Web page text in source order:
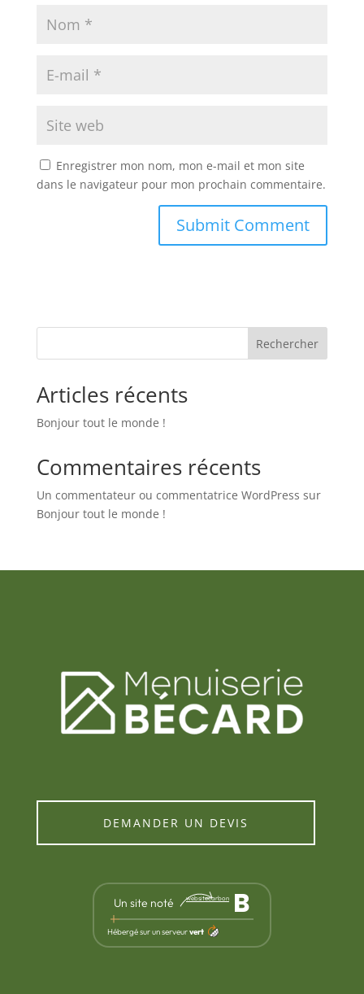
Enregistrer mon nom, mon e-mail et mon site
dans le navigateur pour mon prochain commentaire.
Rechercher
Articles récents
Bonjour tout le monde !
Commentaires récents
Un commentateur ou commentatrice WordPress sur
Bonjour tout le monde !
DEMANDER UN DEVIS
Un site noté websitecarbon B
Hébergé sur un serveurvert